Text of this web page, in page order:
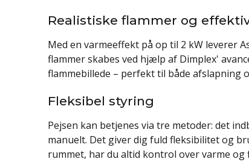
Realistiske flammer og
Med en varmeeffekt på op til 2 kW leverer
flammer skabes ved hjælp af Dimplex'
flammebillede – perfekt til både afslapning
Fleksibel styring
Pejsen kan betjenes via tre metoder: det
manuelt. Det giver dig fuld fleksibilitet og
rummet, har du altid kontrol over varme og